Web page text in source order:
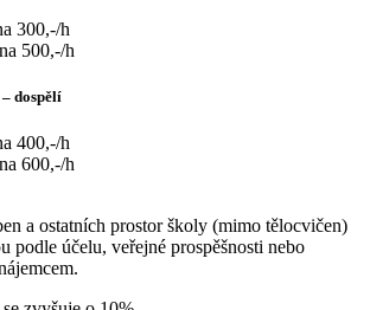
300,-/h
500,-/h
dospělí
400,-/h
600,-/h
a ostatních prostor školy (mimo tělocvičen)
podle účelu, veřejné prospěšnosti nebo